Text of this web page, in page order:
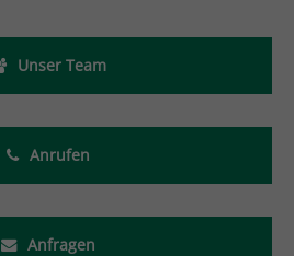
Unser Team
Anrufen
Anfragen